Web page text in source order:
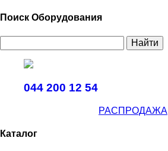
Поиск Оборудования
Найти
044 200 12 54
РАСПРОДАЖА
Каталог